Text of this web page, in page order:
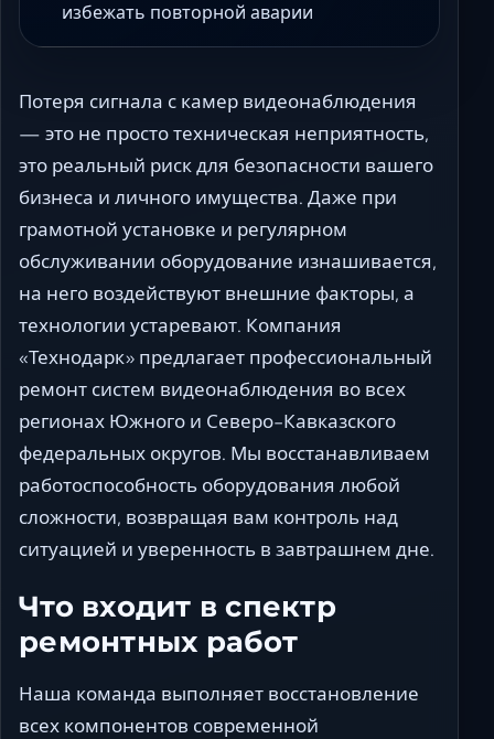
избежать повторной аварии
Потеря сигнала с камер видеонаблюдения
— это не просто техническая неприятность,
это реальный риск для безопасности вашего
бизнеса и личного имущества. Даже при
грамотной установке и регулярном
обслуживании оборудование изнашивается,
на него воздействуют внешние факторы, а
технологии устаревают. Компания
«Технодарк» предлагает профессиональный
ремонт систем видеонаблюдения во всех
регионах Южного и Северо-Кавказского
федеральных округов. Мы восстанавливаем
работоспособность оборудования любой
сложности, возвращая вам контроль над
ситуацией и уверенность в завтрашнем дне.
Что входит в спектр
ремонтных работ
Наша команда выполняет восстановление
всех компонентов современной